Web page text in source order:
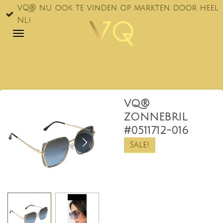
Ga
direct
naar
VQ® nu ook te vinden op markten door heel
NL!
VQ®
ZONNEBRIL
#0511712-016
Sale!